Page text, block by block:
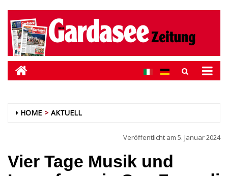
HOME AKTUELL
Veröffentlicht am 5. Januar 2024
Vier Tage Musik und